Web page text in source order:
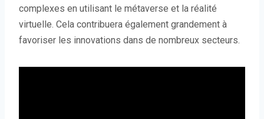
complexes en utilisant le métaverse et la réalité
virtuelle. Cela contribuera également grandement à
favoriser les innovations dans de nombreux secteurs.